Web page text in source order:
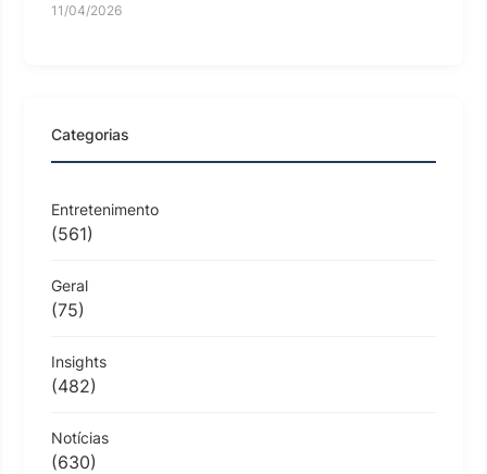
11/04/2026
Categorias
Entretenimento
(561)
Geral
(75)
Insights
(482)
Notícias
(630)